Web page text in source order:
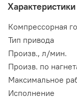
Характеристики
Компрессорная
Тип привода
Произв., л/мин.
Произв. по
Максимальное
Исполнение